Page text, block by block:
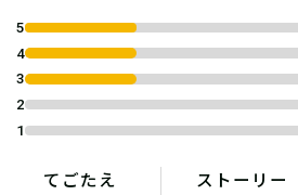
5
4
3
2
1
てごたえ ストーリー